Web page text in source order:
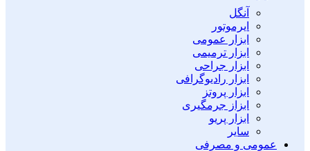
آنگل
ایرموتور
ابزار عمومی
ابزار ترمیمی
ابزار جراحی
ابزار رادیوگرافی
ابزار پروتز
ابزاز جرمگیری
ابزار پریو
سایر
عمومی و مصرفی